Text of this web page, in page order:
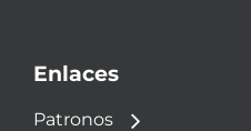
Enlaces
Patronos